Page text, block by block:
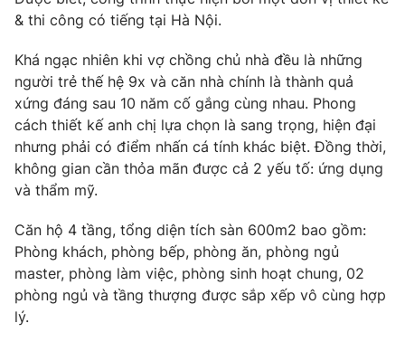
Câu chuyện quốc tế
Góc doanh nghiệp
Dữ liệu và đời sống
Truyền hình
Phim VTV
Hậu trường
Nhân vật
Giải sao mai
Giải trí
Điện ảnh
Âm nhạc
Sao
Đời sống
Làm đẹp
Chất lượng cuộc sống
Giáo dục
Tuyển sinh
Học trực tuyến
Công nghệ
Hitech Công nghệ tương lai
Giao lưu trực tuyến
& thi công có tiếng tại Hà Nội.
Khá ngạc nhiên khi vợ chồng chủ nhà đều là những
người trẻ thế hệ 9x và căn nhà chính là thành quả
xứng đáng sau 10 năm cố gắng cùng nhau. Phong
cách thiết kế anh chị lựa chọn là sang trọng, hiện đại
nhưng phải có điểm nhấn cá tính khác biệt. Đồng thời,
không gian cần thỏa mãn được cả 2 yếu tố: ứng dụng
và thẩm mỹ.
Căn hộ 4 tầng, tổng diện tích sàn 600m2 bao gồm:
Phòng khách, phòng bếp, phòng ăn, phòng ngủ
master, phòng làm việc, phòng sinh hoạt chung, 02
phòng ngủ và tầng thượng được sắp xếp vô cùng hợp
lý.